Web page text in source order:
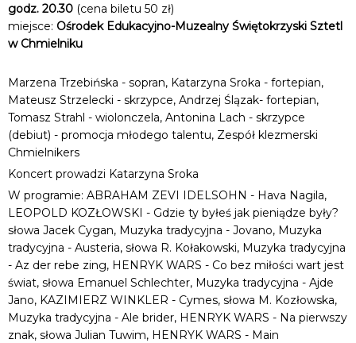
godz. 20.30 (cena biletu 50 zł)
miejsce: Ośrodek Edukacyjno-Muzealny Świętokrzyski Sztetl
w Chmielniku
Marzena Trzebińska - sopran, Katarzyna Sroka - fortepian,
Mateusz Strzelecki - skrzypce, Andrzej Ślązak- fortepian,
Tomasz Strahl - wiolonczela, Antonina Lach - skrzypce
(debiut) - promocja młodego talentu, Zespół klezmerski
Chmielnikers
Koncert prowadzi Katarzyna Sroka
W programie: ABRAHAM ZEVI IDELSOHN - Hava Nagila,
LEOPOLD KOZŁOWSKI - Gdzie ty byłeś jak pieniądze były?
słowa Jacek Cygan, Muzyka tradycyjna - Jovano, Muzyka
tradycyjna - Austeria, słowa R. Kołakowski, Muzyka tradycyjna
- Az der rebe zing, HENRYK WARS - Co bez miłości wart jest
świat, słowa Emanuel Schlechter, Muzyka tradycyjna - Ajde
Jano, KAZIMIERZ WINKLER - Cymes, słowa M. Kozłowska,
Muzyka tradycyjna - Ale brider, HENRYK WARS - Na pierwszy
znak, słowa Julian Tuwim, HENRYK WARS - Main